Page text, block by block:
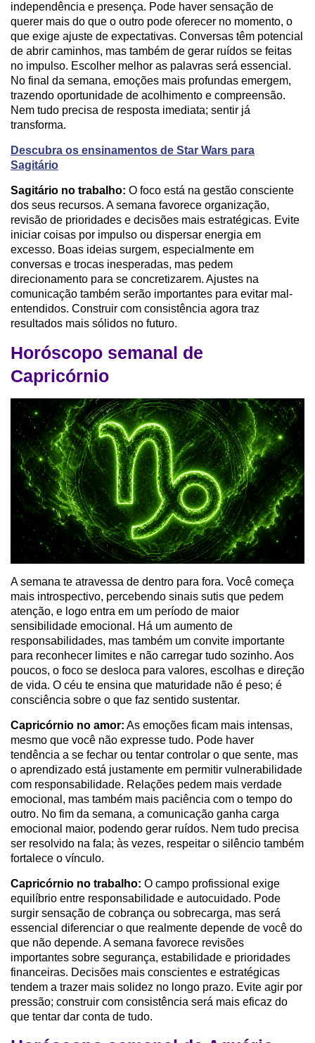
independência e presença. Pode haver sensação de
querer mais do que o outro pode oferecer no momento, o
que exige ajuste de expectativas. Conversas têm potencial
de abrir caminhos, mas também de gerar ruídos se feitas
no impulso. Escolher melhor as palavras será essencial.
No final da semana, emoções mais profundas emergem,
trazendo oportunidade de acolhimento e compreensão.
Nem tudo precisa de resposta imediata; sentir já
transforma.
Descubra os ensinamentos de Star Wars para
Sagitário
Sagitário no trabalho: O foco está na gestão consciente
dos seus recursos. A semana favorece organização,
revisão de prioridades e decisões mais estratégicas. Evite
iniciar coisas por impulso ou dispersar energia em
excesso. Boas ideias surgem, especialmente em
conversas e trocas inesperadas, mas pedem
direcionamento para se concretizarem. Ajustes na
comunicação também serão importantes para evitar mal-
entendidos. Construir com consistência agora traz
resultados mais sólidos no futuro.
Horóscopo semanal de
Capricórnio
A semana te atravessa de dentro para fora. Você começa
mais introspectivo, percebendo sinais sutis que pedem
atenção, e logo entra em um período de maior
sensibilidade emocional. Há um aumento de
responsabilidades, mas também um convite importante
para reconhecer limites e não carregar tudo sozinho. Aos
poucos, o foco se desloca para valores, escolhas e direção
de vida. O céu te ensina que maturidade não é peso; é
consciência sobre o que faz sentido sustentar.
Capricórnio no amor: As emoções ficam mais intensas,
mesmo que você não expresse tudo. Pode haver
tendência a se fechar ou tentar controlar o que sente, mas
o aprendizado está justamente em permitir vulnerabilidade
com responsabilidade. Relações pedem mais verdade
emocional, mas também mais paciência com o tempo do
outro. No fim da semana, a comunicação ganha carga
emocional maior, podendo gerar ruídos. Nem tudo precisa
ser resolvido na fala; às vezes, respeitar o silêncio também
fortalece o vínculo.
Capricórnio no trabalho: O campo profissional exige
equilíbrio entre responsabilidade e autocuidado. Pode
surgir sensação de cobrança ou sobrecarga, mas será
essencial diferenciar o que realmente depende de você do
que não depende. A semana favorece revisões
importantes sobre segurança, estabilidade e prioridades
financeiras. Decisões mais conscientes e estratégicas
tendem a trazer mais solidez no longo prazo. Evite agir por
pressão; construir com consistência será mais eficaz do
que tentar dar conta de tudo.